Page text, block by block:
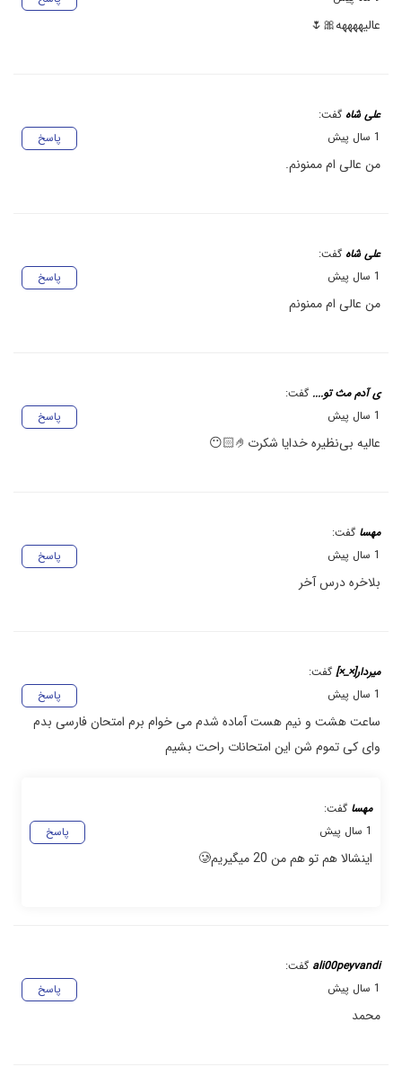
عالیههههه🎀🌷
علی شاه گفت:
پاسخ
1 سال پیش
من عالی ام ممنونم.
علی شاه گفت:
پاسخ
1 سال پیش
من عالی ام ممنونم
ی آدم مث تو.... گفت:
پاسخ
1 سال پیش
عالیه بی‌نظیره خدایا شکرت🤌🏻😶
مهسا گفت:
پاسخ
1 سال پیش
بلاخره درس آخر
میردار[×_×] گفت:
پاسخ
1 سال پیش
ساعت هشت و نیم هست آماده شدم می خوام برم امتحان فارسی بدم
وای کی تموم شن این امتحانات راحت بشیم
مهسا گفت:
پاسخ
1 سال پیش
اینشالا هم تو هم من 20 میگیریم🥲
ali00peyvandi گفت:
پاسخ
1 سال پیش
محمد